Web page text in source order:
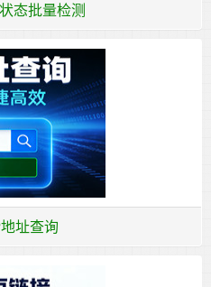
态批量检测
址查询